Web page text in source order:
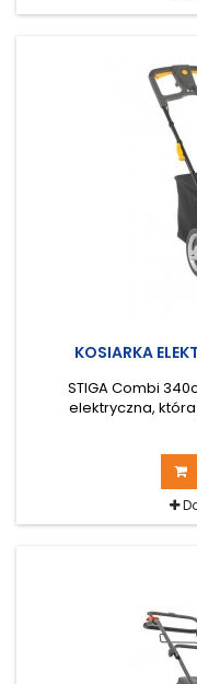
KOSIARKA
STIGA Combi
elektryczna,
elektrycznemu o
kompaktowa
sprawdzania
ułatwiający